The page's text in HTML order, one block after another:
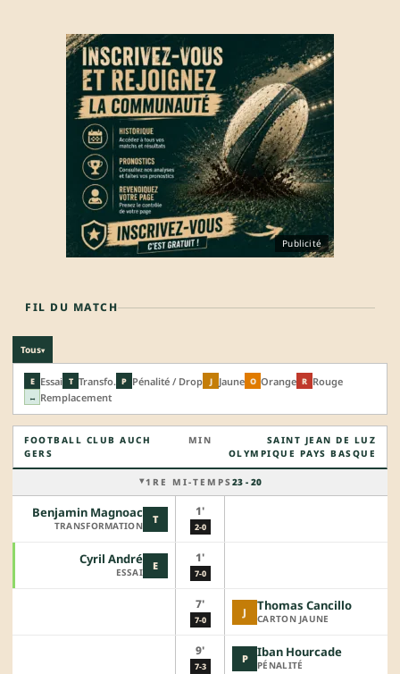
Publicité
FIL DU MATCH
Tous▾
E Essai T Transfo. P Pénalité / Drop J Jaune O Orange R Rouge
↔ Remplacement
FOOTBALL CLUB AUCH
GERS
MIN
SAINT JEAN DE LUZ
OLYMPIQUE PAYS BASQUE
1RE MI-TEMPS 23 - 20
T
Benjamin Magnoac
TRANSFORMATION
1'
2-0
E
Cyril André
ESSAI
1'
7-0
7'
7-0
J Thomas Cancillo
CARTON JAUNE
9'
7-3
P Iban Hourcade
PÉNALITÉ